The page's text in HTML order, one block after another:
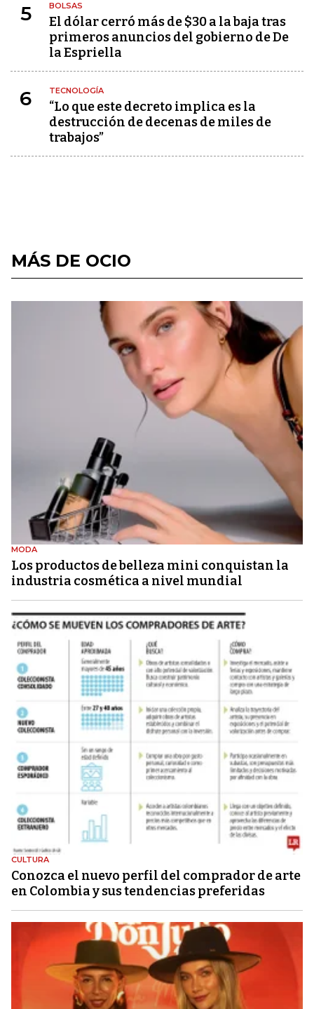
5 BOLSAS
El dólar cerró más de $30 a la baja tras
primeros anuncios del gobierno de De
la Espriella
6 TECNOLOGÍA
“Lo que este decreto implica es la
destrucción de decenas de miles de
trabajos”
MÁS DE OCIO
MODA
Los productos de belleza mini conquistan la
industria cosmética a nivel mundial
CULTURA
Conozca el nuevo perfil del comprador de arte
en Colombia y sus tendencias preferidas